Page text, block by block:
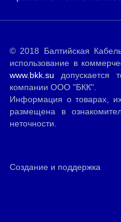
© 2018 Балтийская
использование в
www.bkk.su допускается
компании ООО "БКК".
Информация о товарах, их
размещена в
неточности.
Создание и поддержка